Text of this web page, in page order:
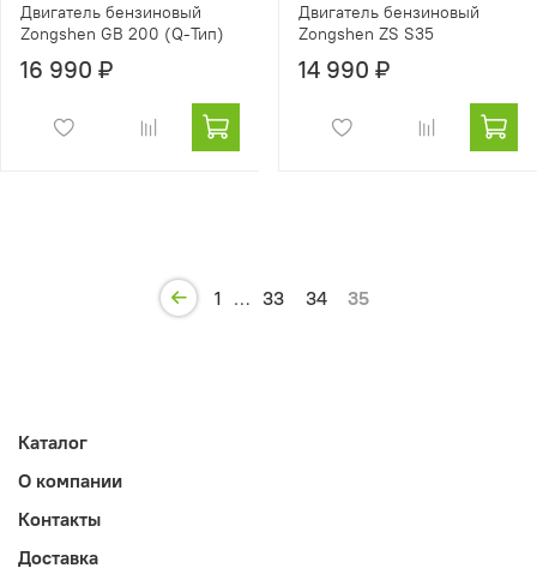
Двигатель бензиновый
Zongshen GB 200 (Q-Тип)
16 990 ₽
Двигатель бензиновый
Zongshen ZS S35
14 990 ₽
1 … 33 34 35
Каталог
О компании
Контакты
Доставка